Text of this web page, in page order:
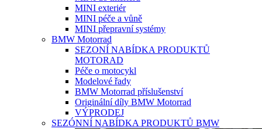
MINI exteriér
MINI péče a vůně
MINI přepravní systémy
BMW Motorrad
SEZONÍ NABÍDKA PRODUKTŮ
MOTORAD
Péče o motocykl
Modelové řady
BMW Motorrad příslušenství
Originální díly BMW Motorrad
VÝPRODEJ
SEZÓNNÍ NABÍDKA PRODUKTŮ BMW